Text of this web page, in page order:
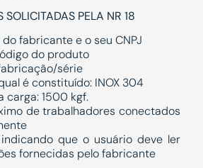
SOLICITADAS PELA NR 18
do fabricante e o seu CNPJ
do produto
série
é constituído: INOX 304
carga: 1500 kgf.
de trabalhadores conectados
que o usuário deve ler
fornecidas pelo fabricante